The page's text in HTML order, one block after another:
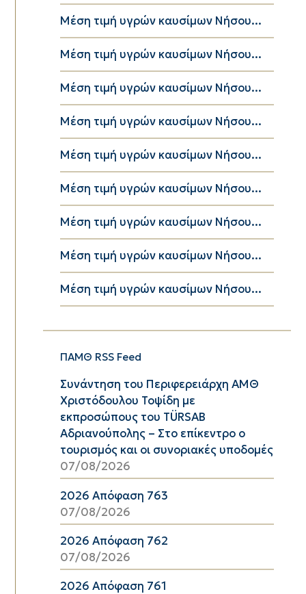
Μέση τιμή υγρών καυσίμων Νήσου...
Μέση τιμή υγρών καυσίμων Νήσου...
Μέση τιμή υγρών καυσίμων Νήσου...
Μέση τιμή υγρών καυσίμων Νήσου...
Μέση τιμή υγρών καυσίμων Νήσου...
Μέση τιμή υγρών καυσίμων Νήσου...
Μέση τιμή υγρών καυσίμων Νήσου...
Μέση τιμή υγρών καυσίμων Νήσου...
Μέση τιμή υγρών καυσίμων Νήσου...
ΠΑΜΘ RSS Feed
Συνάντηση του Περιφερειάρχη ΑΜΘ
Χριστόδουλου Τοψίδη με
εκπροσώπους του TÜRSAB
Αδριανούπολης – Στο επίκεντρο ο
τουρισμός και οι συνοριακές υποδομές
07/08/2026
2026 Απόφαση 763
07/08/2026
2026 Απόφαση 762
07/08/2026
2026 Απόφαση 761